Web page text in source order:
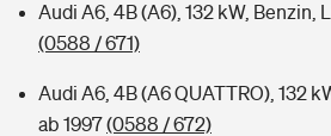
Audi A6, 4B (A6), 132 kW, Benzin,
(0588 / 671)
Audi A6, 4B (A6 QUATTRO), 132
ab 1997(0588 / 672)